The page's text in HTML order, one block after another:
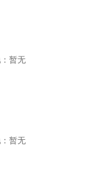
暂无
暂无